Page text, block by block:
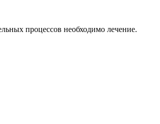
процессов необходимо лечение.